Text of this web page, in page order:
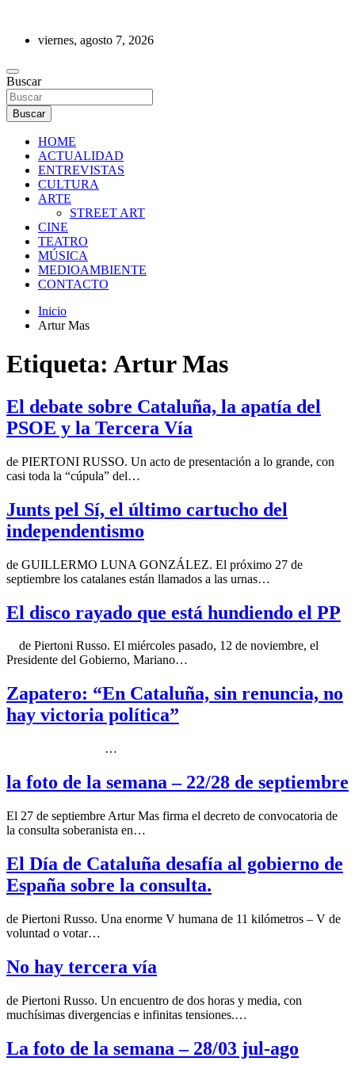
contenidoviernes, agosto 7, 2026
REVISTA DE PRENSA
Buscar
Buscar
HOME
ACTUALIDAD
ENTREVISTAS
CULTURA
ARTE
STREET ART
CINE
TEATRO
MÚSICA
MEDIOAMBIENTE
CONTACTO
Inicio
Artur Mas
Etiqueta: Artur Mas
El debate sobre Cataluña, la apatía del
PSOE y la Tercera Vía
de PIERTONI RUSSO. Un acto de presentación a lo grande, con
casi toda la “cúpula” del…
Junts pel Sí, el último cartucho del
independentismo
de GUILLERMO LUNA GONZÁLEZ. El próximo 27 de
septiembre los catalanes están llamados a las urnas…
El disco rayado que está hundiendo el PP
de Piertoni Russo. El miércoles pasado, 12 de noviembre, el
Presidente del Gobierno, Mariano…
Zapatero: “En Cataluña, sin renuncia, no
hay victoria política”
…
la foto de la semana – 22/28 de septiembre
El 27 de septiembre Artur Mas firma el decreto de convocatoria de
la consulta soberanista en…
El Día de Cataluña desafía al gobierno de
España sobre la consulta.
de Piertoni Russo. Una enorme V humana de 11 kilómetros – V de
voluntad o votar…
No hay tercera vía
de Piertoni Russo. Un encuentro de dos horas y media, con
muchísimas divergencias e infinitas tensiones.…
La foto de la semana – 28/03 jul-ago